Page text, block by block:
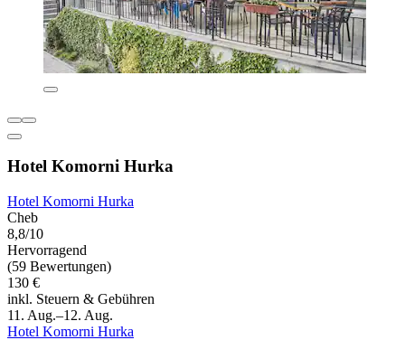
Hotel Komorni Hurka
Hotel Komorni Hurka
Cheb
8,8/10
Hervorragend
(59 Bewertungen)
130 €
inkl. Steuern & Gebühren
11. Aug.–12. Aug.
Hotel Komorni Hurka